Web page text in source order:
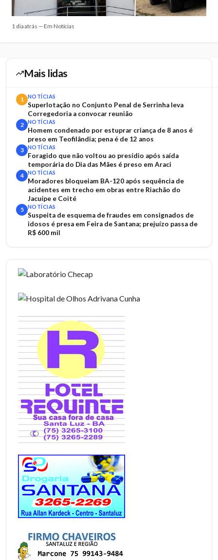
1 dia atrás — Em Notícias
Mais lidas
1 NOTÍCIAS
Superlotação no Conjunto Penal de Serrinha leva
Corregedoria a convocar reunião
2 NOTÍCIAS
Homem condenado por estuprar criança de 8 anos é
preso em Teofilândia; pena é de 12 anos
3 NOTÍCIAS
Foragido que não voltou ao presídio após saída
temporária do Dia das Mães é preso em Araci
4 NOTÍCIAS
Moradores bloqueiam BA-120 após sequência de
acidentes em trecho em obras entre Riachão do
Jacuípe e Coité
5 NOTÍCIAS
Suspeita de esquema de fraudes em consignados de
idosos é presa em Feira de Santana; prejuízo passa de
R$ 600 mil